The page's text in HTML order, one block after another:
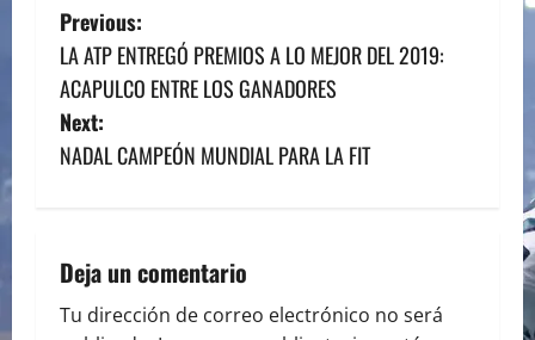
P
o
s
t
a
v
Previous:
LA ATP ENTREGÓ PREMIOS A LO MEJOR DEL 2019:
ACAPULCO ENTRE LOS GANADORES
Next:
NADAL CAMPEÓN MUNDIAL PARA LA FIT
Deja un comentario
Tu dirección de correo electrónico no será